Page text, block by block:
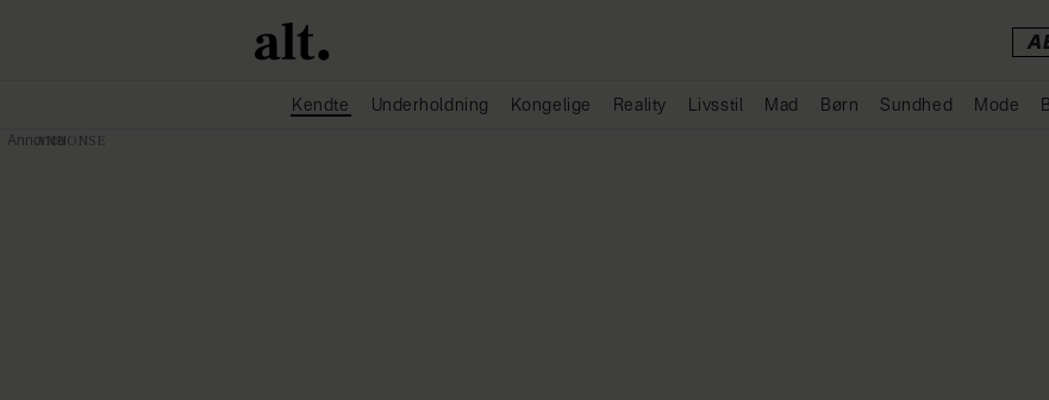
Kendte Underholdning Kongelige Reality Livsstil Mad Børn Sundhed Mode
Annonce